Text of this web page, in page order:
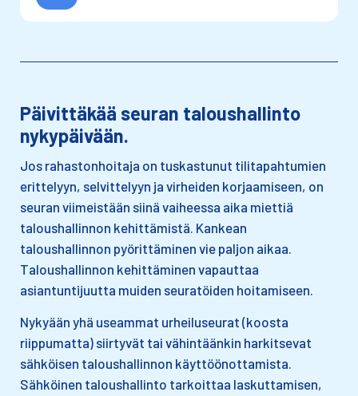
Päivittäkää seuran taloushallinto
nykypäivään.
Jos rahastonhoitaja on tuskastunut tilitapahtumien
erittelyyn, selvittelyyn ja virheiden korjaamiseen, on
seuran viimeistään siinä vaiheessa aika miettiä
taloushallinnon kehittämistä. Kankean
taloushallinnon pyörittäminen vie paljon aikaa.
Taloushallinnon kehittäminen vapauttaa
asiantuntijuutta muiden seuratöiden hoitamiseen.
Nykyään yhä useammat urheiluseurat (koosta
riippumatta) siirtyvät tai vähintäänkin harkitsevat
sähköisen taloushallinnon käyttöönottamista.
Sähköinen taloushallinto tarkoittaa laskuttamisen,